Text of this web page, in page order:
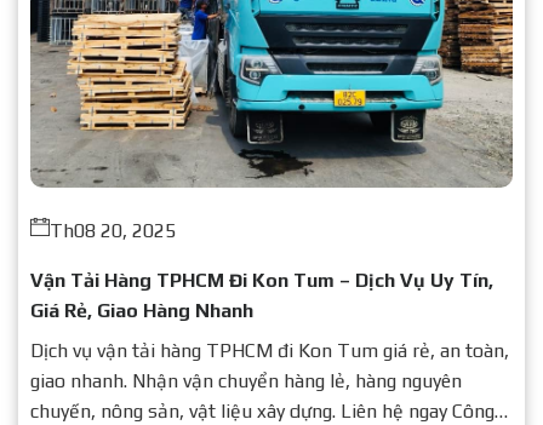
Th08 20, 2025
Vận Tải Hàng TPHCM Đi Kon Tum – Dịch Vụ Uy Tín,
Giá Rẻ, Giao Hàng Nhanh
Dịch vụ vận tải hàng TPHCM đi Kon Tum giá rẻ, an toàn,
giao nhanh. Nhận vận chuyển hàng lẻ, hàng nguyên
chuyến, nông sản, vật liệu xây dựng. Liên hệ ngay Công